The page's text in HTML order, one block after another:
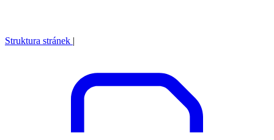
Struktura stránek |